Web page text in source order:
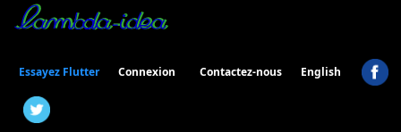
Essayez Flutter Connexion Contactez-nous English